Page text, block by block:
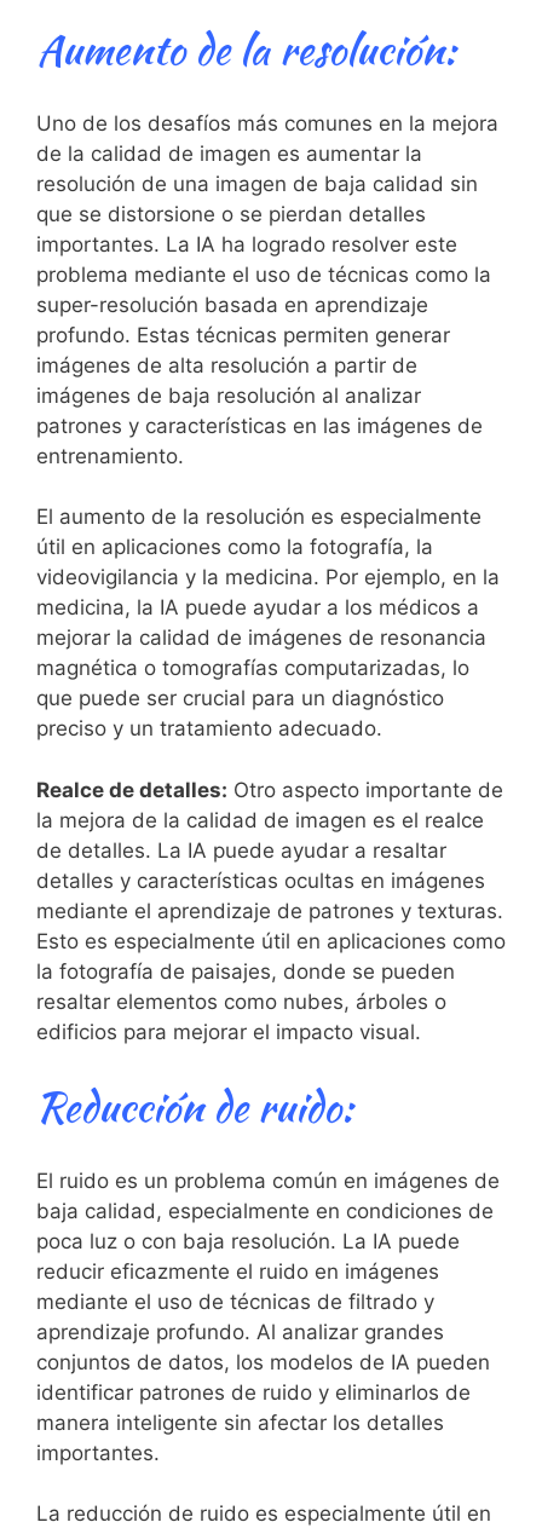
Aumento de la resolución:
Uno de‍ los desafíos más comunes en la mejora
de la calidad de imagen es aumentar la
resolución de una ⁢imagen de baja calidad sin
que se distorsione o se pierdan ⁤detalles
importantes. La⁣ IA ha logrado resolver este
problema mediante el uso ⁢de⁢ técnicas como la
super-resolución basada en aprendizaje
profundo. Estas técnicas permiten generar ​
imágenes de alta resolución a partir de
imágenes de baja resolución‌ al analizar‍
patrones y características en las ⁤imágenes ‌de
entrenamiento.
El ⁣aumento de la resolución es especialmente
útil en aplicaciones como la fotografía, la
videovigilancia y la medicina. Por ejemplo, ​en la
medicina, la ‌IA ​puede ayudar a los médicos a
mejorar ⁤la calidad de imágenes de resonancia
magnética o tomografías computarizadas, lo
que puede ser crucial para un diagnóstico
preciso y un tratamiento adecuado.
Realce de detalles: Otro aspecto importante de
la mejora de la calidad de imagen es ⁣el realce
de detalles. La⁤ IA puede ayudar a resaltar
detalles y ​características ocultas en imágenes
mediante el aprendizaje de patrones y texturas.
Esto es especialmente útil en aplicaciones como
la fotografía de paisajes, ⁤donde se⁤ pueden
resaltar elementos como nubes, árboles o
edificios para mejorar el⁣ impacto visual.
Reducción de ruido:
El ruido es un problema común en imágenes de
baja calidad, especialmente en condiciones de
poca luz o ⁢con baja resolución. La ⁣IA puede
⁣reducir eficazmente el ruido en imágenes
mediante el uso de técnicas de filtrado y
aprendizaje profundo. Al ‍analizar grandes
conjuntos de datos, los modelos‌ de​ IA pueden
identificar patrones de ⁤ruido‌ y eliminarlos de
manera inteligente sin afectar los detalles
importantes.
La⁤ reducción de ruido es especialmente útil en